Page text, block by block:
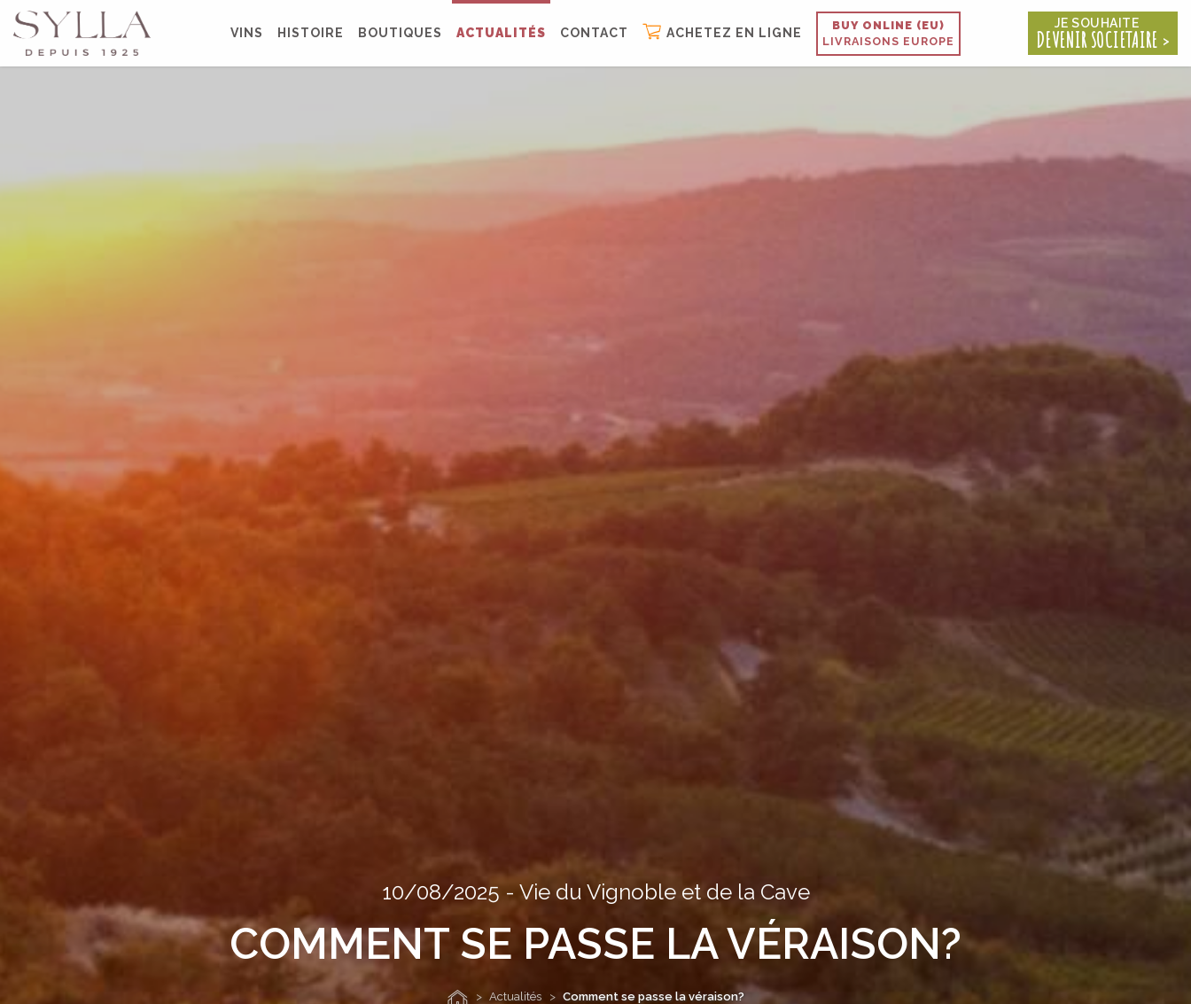
VINS HISTOIRE BOUTIQUES ACTUALITÉS CONTACT ACHETEZ EN LIGNE
BUY ONLINE (EU)
LIVRAISONS EUROPE
JE SOUHAITE
DEVENIR SOCIETAIRE
10/08/2025 - Vie du Vignoble et de la Cave
COMMENT SE PASSE LA VÉRAISON?
Actualités Comment se passe la véraison?